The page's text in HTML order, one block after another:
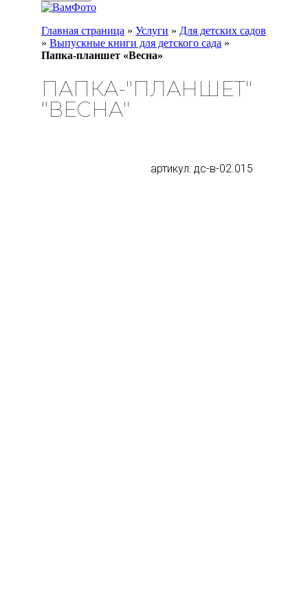
Главная страница » Услуги » Для детских садов
» Выпускные книги для детского сада »
Папка-планшет «Весна»
ПАПКА-"ПЛАНШЕТ"
"ВЕСНА"
артикул: дс-в-02.015